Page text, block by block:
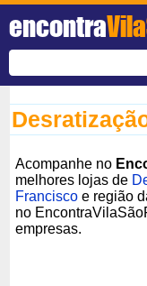
encontra
Acompanhe no
melhores lojas de
Francisco e região
no
empresas.